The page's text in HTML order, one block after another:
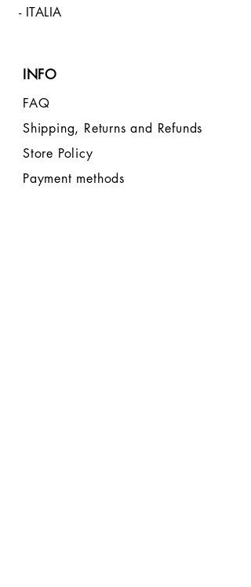
- ITALIA
INFO
FAQ
Shipping, Returns and Refunds
Store Policy
Payment methods